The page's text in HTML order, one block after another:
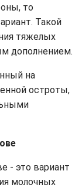
то
Такой
тяжелых
дополнением.
на
остроты,
- это вариант
молочных